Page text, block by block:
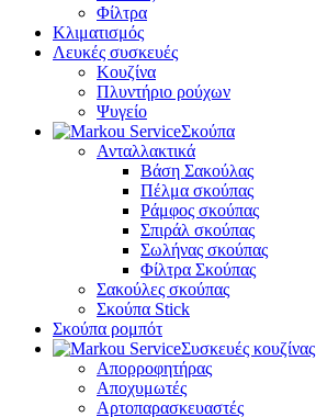
Φίλτρα
Κλιματισμός
Λευκές συσκευές
Κουζίνα
Πλυντήριο ρούχων
Ψυγείο
Σκούπα
Ανταλλακτικά
Βάση Σακούλας
Πέλμα σκούπας
Ράμφος σκούπας
Σπιράλ σκούπας
Σωλήνας σκούπας
Φίλτρα Σκούπας
Σακούλες σκούπας
Σκούπα Stick
Σκούπα ρομπότ
Συσκευές κουζίνας
Απορροφητήρας
Αποχυμωτές
Αρτοπαρασκευαστές